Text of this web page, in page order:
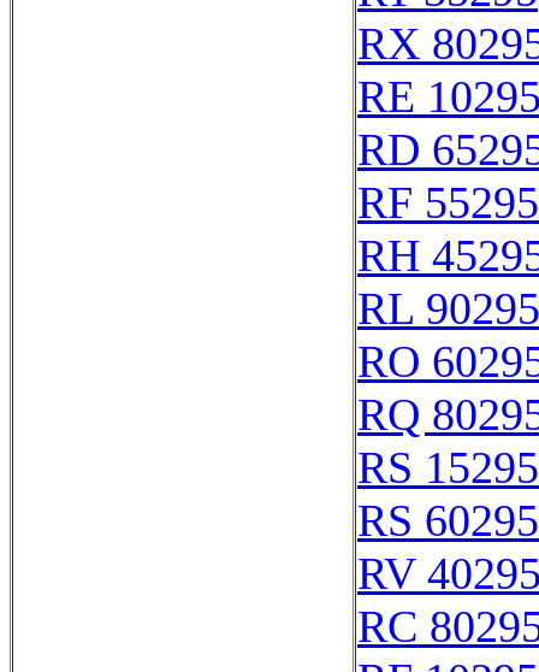
RX
RE
RD
RF 55295
RH
RL 90295
RO
RQ
RS 15295
RS 60295
RV
RC